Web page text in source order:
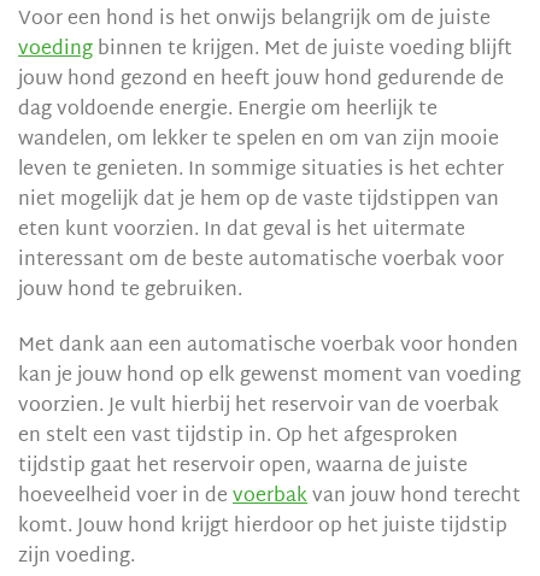
Voor een hond is het onwijs belangrijk om de juiste
voedingbinnen te krijgen. Met de juiste voeding blijft
jouw hond gezond en heeft jouw hond gedurende de
dag voldoende energie. Energie om heerlijk te
wandelen, om lekker te spelen en om van zijn mooie
leven te genieten. In sommige situaties is het echter
niet mogelijk dat je hem op de vaste tijdstippen van
eten kunt voorzien. In dat geval is het uitermate
interessant om de beste automatische voerbak voor
jouw hond te gebruiken.
Met dank aan een automatische voerbak voor honden
kan je jouw hond op elk gewenst moment van voeding
voorzien. Je vult hierbij het reservoir van de voerbak
en stelt een vast tijdstip in. Op het afgesproken
tijdstip gaat het reservoir open, waarna de juiste
hoeveelheid voer in devoerbakvan jouw hond terecht
komt. Jouw hond krijgt hierdoor op het juiste tijdstip
zijn voeding.